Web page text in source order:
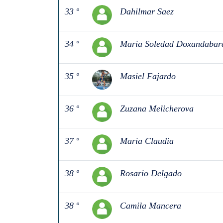
33 º Dahilmar Saez
34 º Maria Soledad
35 º Masiel Fajardo
36 º Zuzana Melicherova
37 º Maria Claudia
38 º Rosario Delgado
38 º Camila Mancera